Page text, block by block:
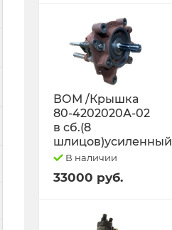
ВОМ /Крышка
80-4202020А-02
в сб.(8
шлицов)усиленный
В наличии
33000 руб.